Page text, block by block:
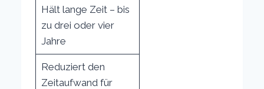
Hält lange Zeit – bis
zu drei oder vier
Jahre
Reduziert den
Zeitaufwand für